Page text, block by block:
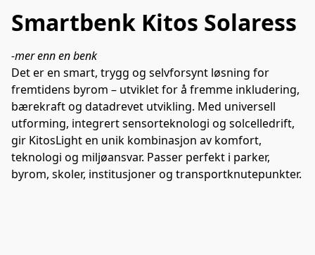
Smartbenk Kitos Solaress
-mer enn en benk
Det er en smart, trygg og selvforsynt løsning for
fremtidens byrom – utviklet for å fremme inkludering,
bærekraft og datadrevet utvikling. Med universell
utforming, integrert sensorteknologi og solcelledrift,
gir KitosLight en unik kombinasjon av komfort,
teknologi og miljøansvar. Passer perfekt i parker,
byrom, skoler, institusjoner og transportknutepunkter.